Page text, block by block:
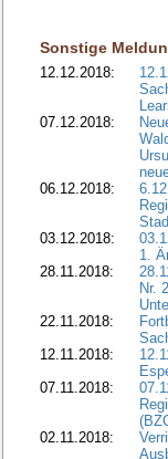
Sonstige
12.12.2018:
07.12.2018:
06.12.2018:
03.12.2018:
1.
28.11.2018:
Nr.
22.11.2018:
12.11.2018:
07.11.2018:
02.11.2018: